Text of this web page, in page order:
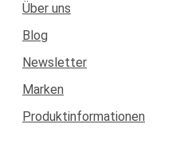
Über uns
Blog
Newsletter
Marken
Produktinformationen